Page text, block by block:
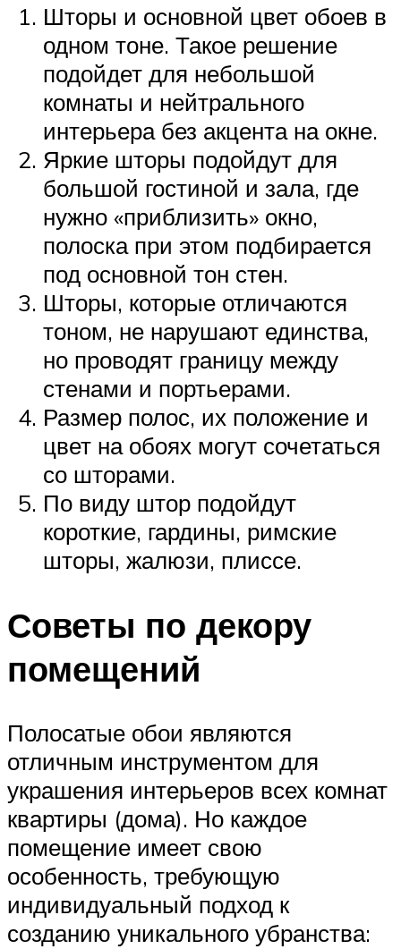
Шторы и основной цвет обоев в
одном тоне. Такое решение
подойдет для небольшой
комнаты и нейтрального
интерьера без акцента на окне.
Яркие шторы подойдут для
большой гостиной и зала, где
нужно «приблизить» окно,
полоска при этом подбирается
под основной тон стен.
Шторы, которые отличаются
тоном, не нарушают единства,
но проводят границу между
стенами и портьерами.
Размер полос, их положение и
цвет на обоях могут сочетаться
со шторами.
По виду штор подойдут
короткие, гардины, римские
шторы, жалюзи, плиссе.
Советы по декору
помещений
Полосатые обои являются
отличным инструментом для
украшения интерьеров всех комнат
квартиры (дома). Но каждое
помещение имеет свою
особенность, требующую
индивидуальный подход к
созданию уникального убранства: